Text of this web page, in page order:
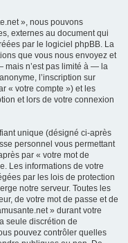
», nous pouvons
externes au document qui
par le logiciel phpBB. La
que vous nous envoyez et
mais n’est pas limité à — la
l’inscription sur
« votre compte ») et les
et lors de votre connexion
unique (désigné ci-après
personnel vous permettant
par « votre mot de
Les informations de votre
par les lois de protection
notre serveur. Toutes les
de votre mot de passe et de
» durant votre
seule discrétion de
pouvez contrôler quelles